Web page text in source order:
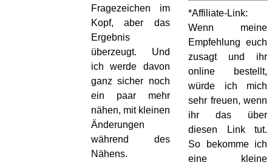
Fragezeichen im
Kopf, aber das
Ergebnis
überzeugt. Und
ich werde davon
ganz sicher noch
ein paar mehr
nähen, mit kleinen
Änderungen
während des
Nähens.
*Affiliate-Link:
Wenn meine
Empfehlung euch
zusagt und ihr
online bestellt,
würde ich mich
sehr freuen, wenn
ihr das über
diesen Link tut.
So bekomme ich
eine kleine